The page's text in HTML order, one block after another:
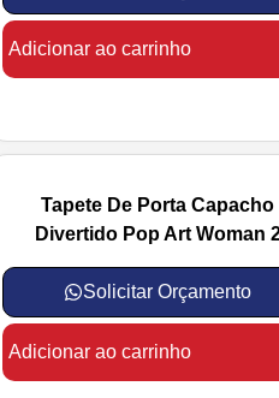
Adicionar ao carrinho
Tapete De Porta Capacho
Divertido Pop Art Woman
Solicitar Orçamento
Adicionar ao carrinho